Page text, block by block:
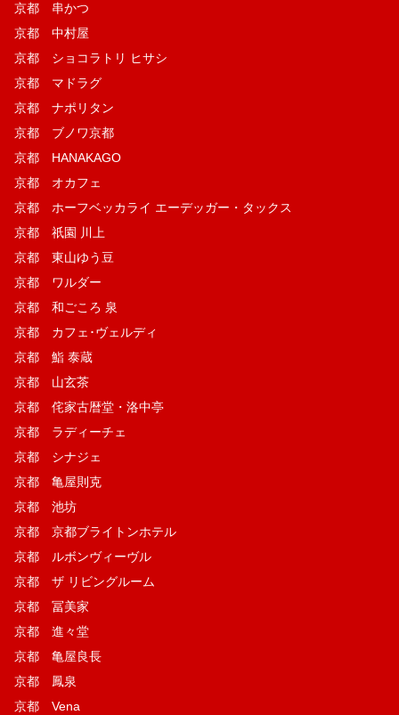
京都 串かつ
京都 中村屋
京都 ショコラトリ ヒサシ
京都 マドラグ
京都 ナポリタン
京都 ブノワ京都
京都 HANAKAGO
京都 オカフェ
京都 ホーフベッカライ エーデッガー・タックス
京都 祇園 川上
京都 東山ゆう豆
京都 ワルダー
京都 和ごころ 泉
京都 カフェ･ヴェルディ
京都 鮨 泰蔵
京都 山玄茶
京都 侘家古暦堂・洛中亭
京都 ラディーチェ
京都 シナジェ
京都 亀屋則克
京都 池坊
京都 京都ブライトンホテル
京都 ルボンヴィーヴル
京都 ザ リビングルーム
京都 冨美家
京都 進々堂
京都 亀屋良長
京都 鳳泉
京都 Vena